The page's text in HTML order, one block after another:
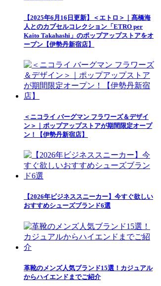
【2025年6月16日更新】＜エトロ＞｜髙橋海
人とのカプセルコレクション「ETRO per
Kaito Takahashi」のポップアップストアをオ
ープン【伊勢丹新宿店】
＜ニコライ バーグマン フラワーズ＆デザイ
ン＞｜ポップアップストアが期間限定オープ
ン！【伊勢丹新宿店】
【2026年ビジネススニーカー】今すぐ欲しい
おすすめシューズブランド6選
革靴のメンズ人気ブランド15選！カジュアル
からハイエンドまでご紹介